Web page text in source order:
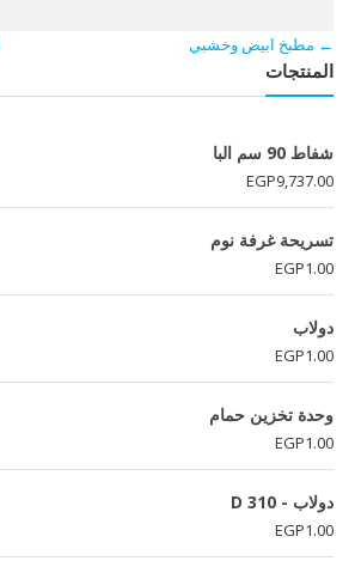
← مطبخ ابيض وخشبي
المنتجات
شفاط 90 سم البا
EGP9,737.00
تسريحة غرفة نوم
EGP1.00
دولاب
EGP1.00
وحدة تخزين حمام
EGP1.00
دولاب - D 310
EGP1.00